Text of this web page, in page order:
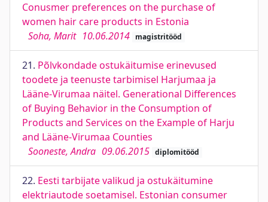
Conusmer preferences on the purchase of
women hair care products in Estonia
Soha, Marit 10.06.2014 magistritööd
21. Põlvkondade ostukäitumise erinevused
toodete ja teenuste tarbimisel Harjumaa ja
Lääne-Virumaa näitel. Generational Differences
of Buying Behavior in the Consumption of
Products and Services on the Example of Harju
and Lääne-Virumaa Counties
Sooneste, Andra 09.06.2015 diplomitööd
22. Eesti tarbijate valikud ja ostukäitumine
elektriautode soetamisel. Estonian consumer